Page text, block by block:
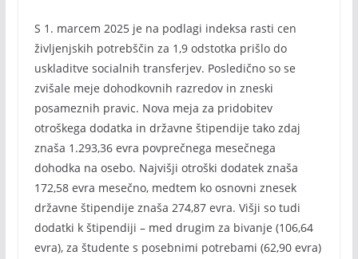
S 1. marcem 2025 je na podlagi indeksa rasti cen
življenjskih potrebščin za 1,9 odstotka prišlo do
uskladitve socialnih transferjev. Posledično so se
zvišale meje dohodkovnih razredov in zneski
posameznih pravic. Nova meja za pridobitev
otroškega dodatka in državne štipendije tako zdaj
znaša 1.293,36 evra povprečnega mesečnega
dohodka na osebo. Najvišji otroški dodatek znaša
172,58 evra mesečno, medtem ko osnovni znesek
državne štipendije znaša 274,87 evra. Višji so tudi
dodatki k štipendiji – med drugim za bivanje (106,64
evra), za študente s posebnimi potrebami (62,90 evra)